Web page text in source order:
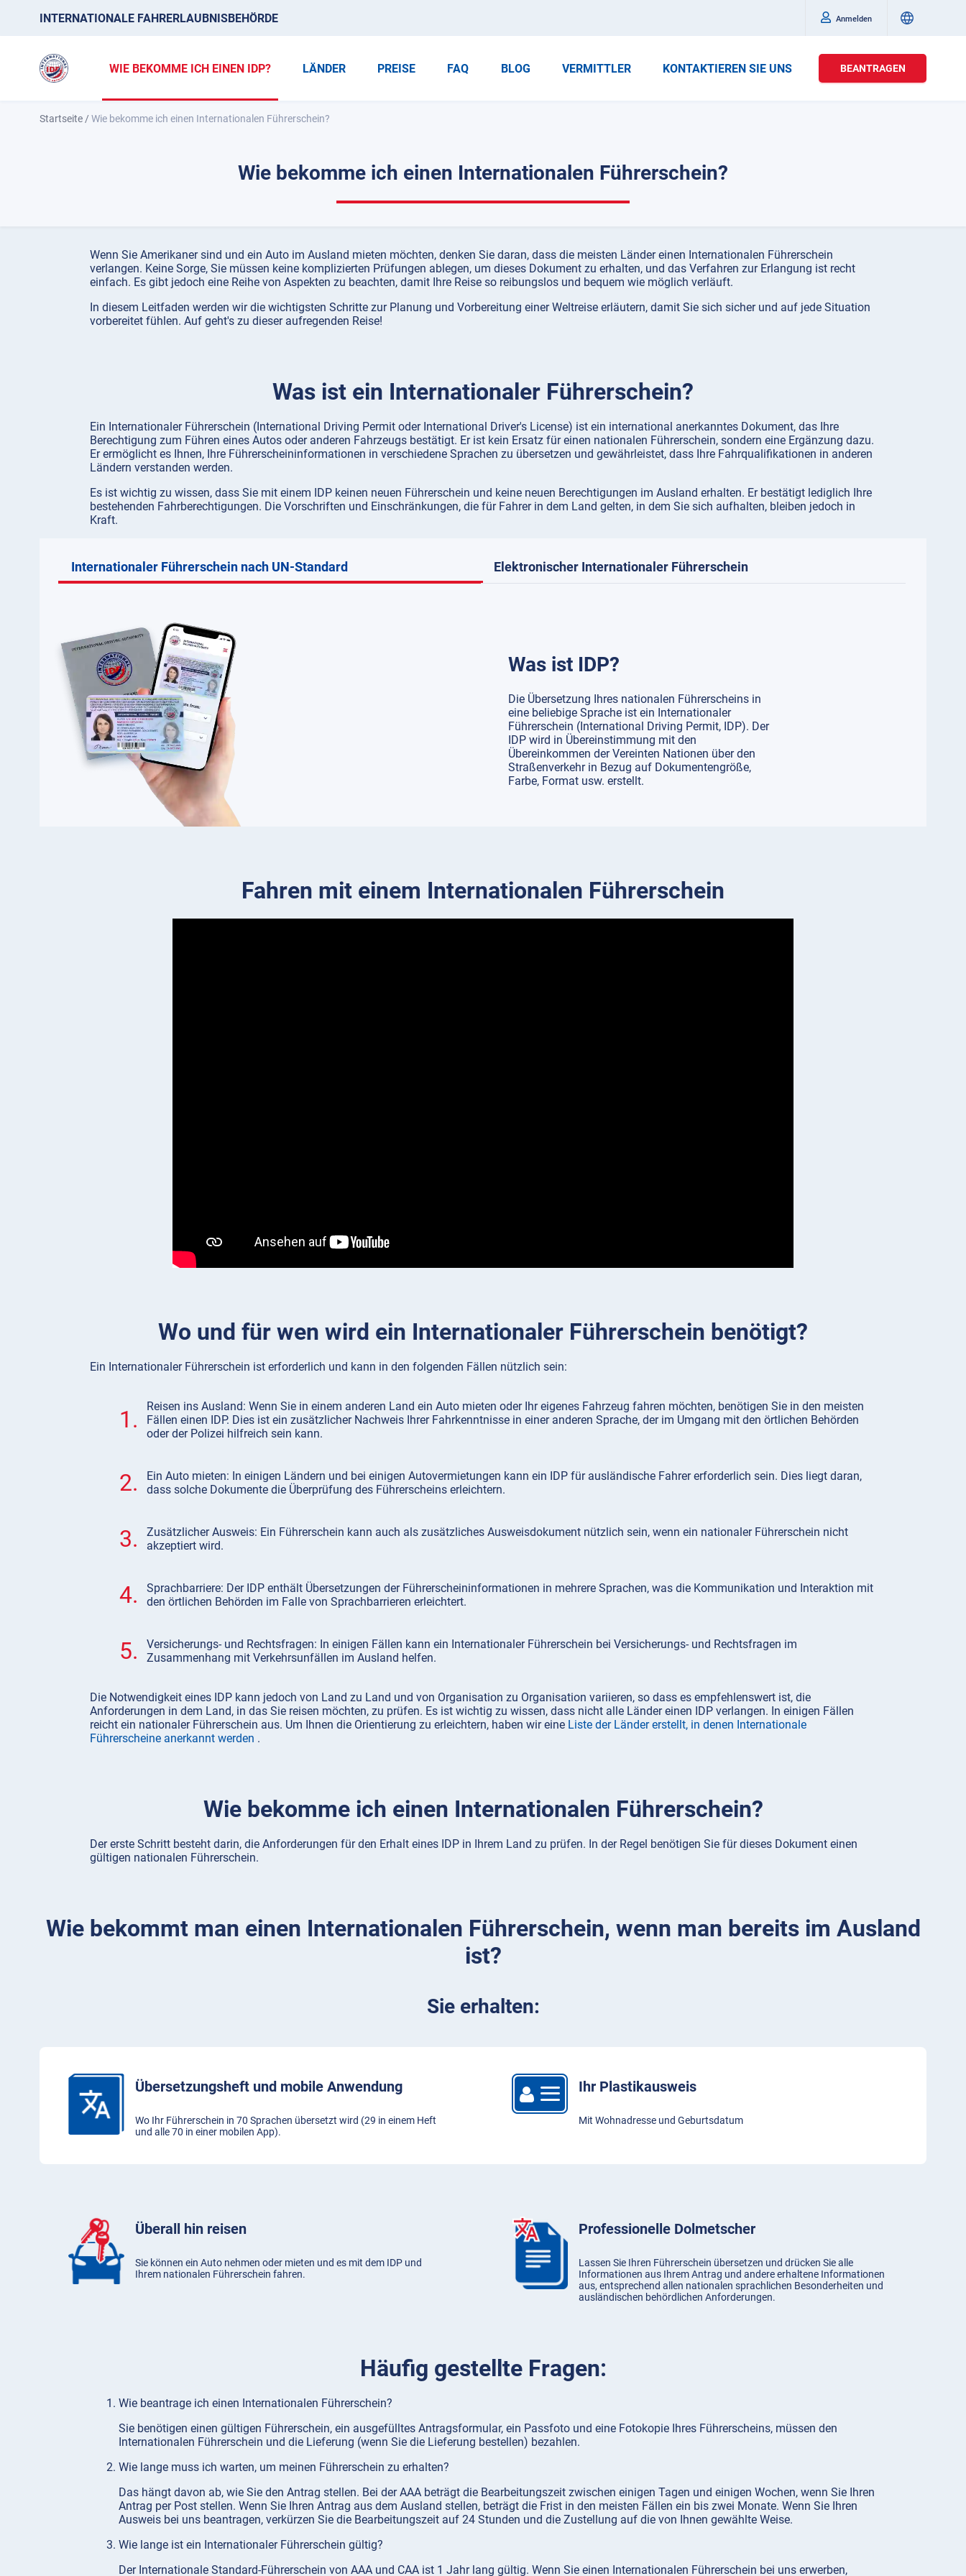
INTERNATIONALE FAHRERLAUBNISBEHÖRDE Anmelden
WIE BEKOMME ICH EINEN IDP? LÄNDER PREISE FAQ BLOG VERMITTLER KONTAKTIEREN SIE UNS BEANTRAGEN
Startseite /Wie bekomme ich einen Internationalen Führerschein?
Wie bekomme ich einen Internationalen Führerschein?
Wenn Sie Amerikaner sind und ein Auto im Ausland mieten möchten, denken Sie daran, dass die meisten Länder einen Internationalen Führerschein
verlangen. Keine Sorge, Sie müssen keine komplizierten Prüfungen ablegen, um dieses Dokument zu erhalten, und das Verfahren zur Erlangung ist recht
einfach. Es gibt jedoch eine Reihe von Aspekten zu beachten, damit Ihre Reise so reibungslos und bequem wie möglich verläuft.
In diesem Leitfaden werden wir die wichtigsten Schritte zur Planung und Vorbereitung einer Weltreise erläutern, damit Sie sich sicher und auf jede Situation
vorbereitet fühlen. Auf geht's zu dieser aufregenden Reise!
Was ist ein Internationaler Führerschein?
Ein Internationaler Führerschein (International Driving Permit oder International Driver's License) ist ein international anerkanntes Dokument, das Ihre
Berechtigung zum Führen eines Autos oder anderen Fahrzeugs bestätigt. Er ist kein Ersatz für einen nationalen Führerschein, sondern eine Ergänzung dazu.
Er ermöglicht es Ihnen, Ihre Führerscheininformationen in verschiedene Sprachen zu übersetzen und gewährleistet, dass Ihre Fahrqualifikationen in anderen
Ländern verstanden werden.
Es ist wichtig zu wissen, dass Sie mit einem IDP keinen neuen Führerschein und keine neuen Berechtigungen im Ausland erhalten. Er bestätigt lediglich Ihre
bestehenden Fahrberechtigungen. Die Vorschriften und Einschränkungen, die für Fahrer in dem Land gelten, in dem Sie sich aufhalten, bleiben jedoch in
Kraft.
Internationaler Führerschein nach UN-Standard Elektronischer Internationaler Führerschein
Was ist IDP?
Die Übersetzung Ihres nationalen Führerscheins in
eine beliebige Sprache ist ein Internationaler
Führerschein (International Driving Permit, IDP). Der
IDP wird in Übereinstimmung mit den
Übereinkommen der Vereinten Nationen über den
Straßenverkehr in Bezug auf Dokumentengröße,
Farbe, Format usw. erstellt.
Fahren mit einem Internationalen Führerschein
Wo und für wen wird ein Internationaler Führerschein benötigt?
Ein Internationaler Führerschein ist erforderlich und kann in den folgenden Fällen nützlich sein:
1.
Reisen ins Ausland: Wenn Sie in einem anderen Land ein Auto mieten oder Ihr eigenes Fahrzeug fahren möchten, benötigen Sie in den meisten
Fällen einen IDP. Dies ist ein zusätzlicher Nachweis Ihrer Fahrkenntnisse in einer anderen Sprache, der im Umgang mit den örtlichen Behörden
oder der Polizei hilfreich sein kann.
2.
Ein Auto mieten: In einigen Ländern und bei einigen Autovermietungen kann ein IDP für ausländische Fahrer erforderlich sein. Dies liegt daran,
dass solche Dokumente die Überprüfung des Führerscheins erleichtern.
3.
Zusätzlicher Ausweis: Ein Führerschein kann auch als zusätzliches Ausweisdokument nützlich sein, wenn ein nationaler Führerschein nicht
akzeptiert wird.
4.
Sprachbarriere: Der IDP enthält Übersetzungen der Führerscheininformationen in mehrere Sprachen, was die Kommunikation und Interaktion mit
den örtlichen Behörden im Falle von Sprachbarrieren erleichtert.
5.
Versicherungs- und Rechtsfragen: In einigen Fällen kann ein Internationaler Führerschein bei Versicherungs- und Rechtsfragen im
Zusammenhang mit Verkehrsunfällen im Ausland helfen.
Die Notwendigkeit eines IDP kann jedoch von Land zu Land und von Organisation zu Organisation variieren, so dass es empfehlenswert ist, die
Anforderungen in dem Land, in das Sie reisen möchten, zu prüfen. Es ist wichtig zu wissen, dass nicht alle Länder einen IDP verlangen. In einigen Fällen
reicht ein nationaler Führerschein aus. Um Ihnen die Orientierung zu erleichtern, haben wir eine Liste der Länder erstellt, in denen Internationale
Führerscheine anerkannt werden .
Wie bekomme ich einen Internationalen Führerschein?
Der erste Schritt besteht darin, die Anforderungen für den Erhalt eines IDP in Ihrem Land zu prüfen. In der Regel benötigen Sie für dieses Dokument einen
gültigen nationalen Führerschein.
Wie bekommt man einen Internationalen Führerschein, wenn man bereits im Ausland
ist?
Sie erhalten:
Übersetzungsheft und mobile Anwendung
Wo Ihr Führerschein in 70 Sprachen übersetzt wird (29 in einem Heft
und alle 70 in einer mobilen App).
Ihr Plastikausweis
Mit Wohnadresse und Geburtsdatum
Überall hin reisen
Sie können ein Auto nehmen oder mieten und es mit dem IDP und
Ihrem nationalen Führerschein fahren.
Professionelle Dolmetscher
Lassen Sie Ihren Führerschein übersetzen und drücken Sie alle
Informationen aus Ihrem Antrag und andere erhaltene Informationen
aus, entsprechend allen nationalen sprachlichen Besonderheiten und
ausländischen behördlichen Anforderungen.
Häufig gestellte Fragen:
Wie beantrage ich einen Internationalen Führerschein?
Sie benötigen einen gültigen Führerschein, ein ausgefülltes Antragsformular, ein Passfoto und eine Fotokopie Ihres Führerscheins, müssen den
Internationalen Führerschein und die Lieferung (wenn Sie die Lieferung bestellen) bezahlen.
Wie lange muss ich warten, um meinen Führerschein zu erhalten?
Das hängt davon ab, wie Sie den Antrag stellen. Bei der AAA beträgt die Bearbeitungszeit zwischen einigen Tagen und einigen Wochen, wenn Sie Ihren
Antrag per Post stellen. Wenn Sie Ihren Antrag aus dem Ausland stellen, beträgt die Frist in den meisten Fällen ein bis zwei Monate. Wenn Sie Ihren
Ausweis bei uns beantragen, verkürzen Sie die Bearbeitungszeit auf 24 Stunden und die Zustellung auf die von Ihnen gewählte Weise.
Wie lange ist ein Internationaler Führerschein gültig?
Der Internationale Standard-Führerschein von AAA und CAA ist 1 Jahr lang gültig. Wenn Sie einen Internationalen Führerschein bei uns erwerben,